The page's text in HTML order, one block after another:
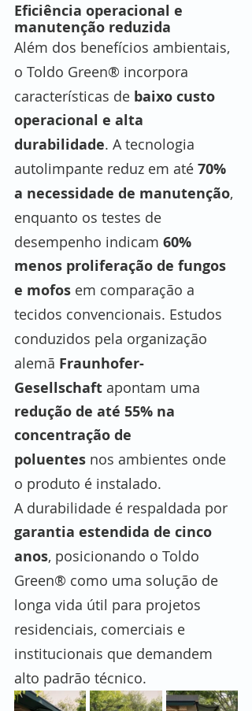
Eficiência operacional e
manutenção reduzida
Além dos benefícios ambientais,
o Toldo Green® incorpora
características de baixo custo
operacional e alta
durabilidade. A tecnologia
autolimpante reduz em até 70%
a necessidade de manutenção,
enquanto os testes de
desempenho indicam 60%
menos proliferação de fungos
e mofos em comparação a
tecidos convencionais. Estudos
conduzidos pela organização
alemã Fraunhofer-
Gesellschaft apontam uma
redução de até 55% na
concentração de
poluentes nos ambientes onde
o produto é instalado.
A durabilidade é respaldada por
garantia estendida de cinco
anos, posicionando o Toldo
Green® como uma solução de
longa vida útil para projetos
residenciais, comerciais e
institucionais que demandem
alto padrão técnico.